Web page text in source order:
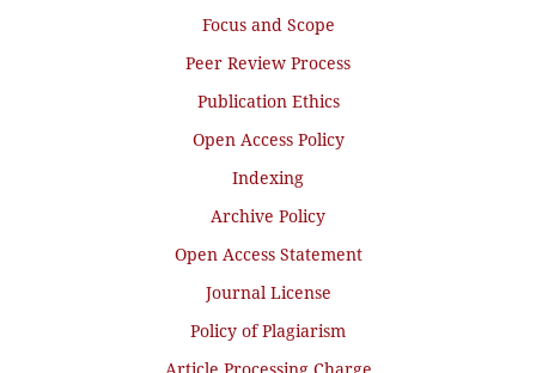
Focus and Scope
Peer Review Process
Publication Ethics
Open Access Policy
Indexing
Archive Policy
Open Access Statement
Journal License
Policy of Plagiarism